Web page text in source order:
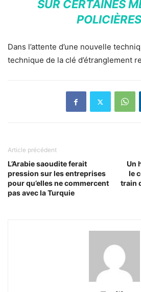
SUR CERTAINES
Dans l’attente d’une nouvelle
technique de la clé d’étranglement
Article précédent
L’Arabie saoudite ferait
pression sur les entreprises
pour qu’elles ne commercent
pas avec la Turquie
Un
le
train